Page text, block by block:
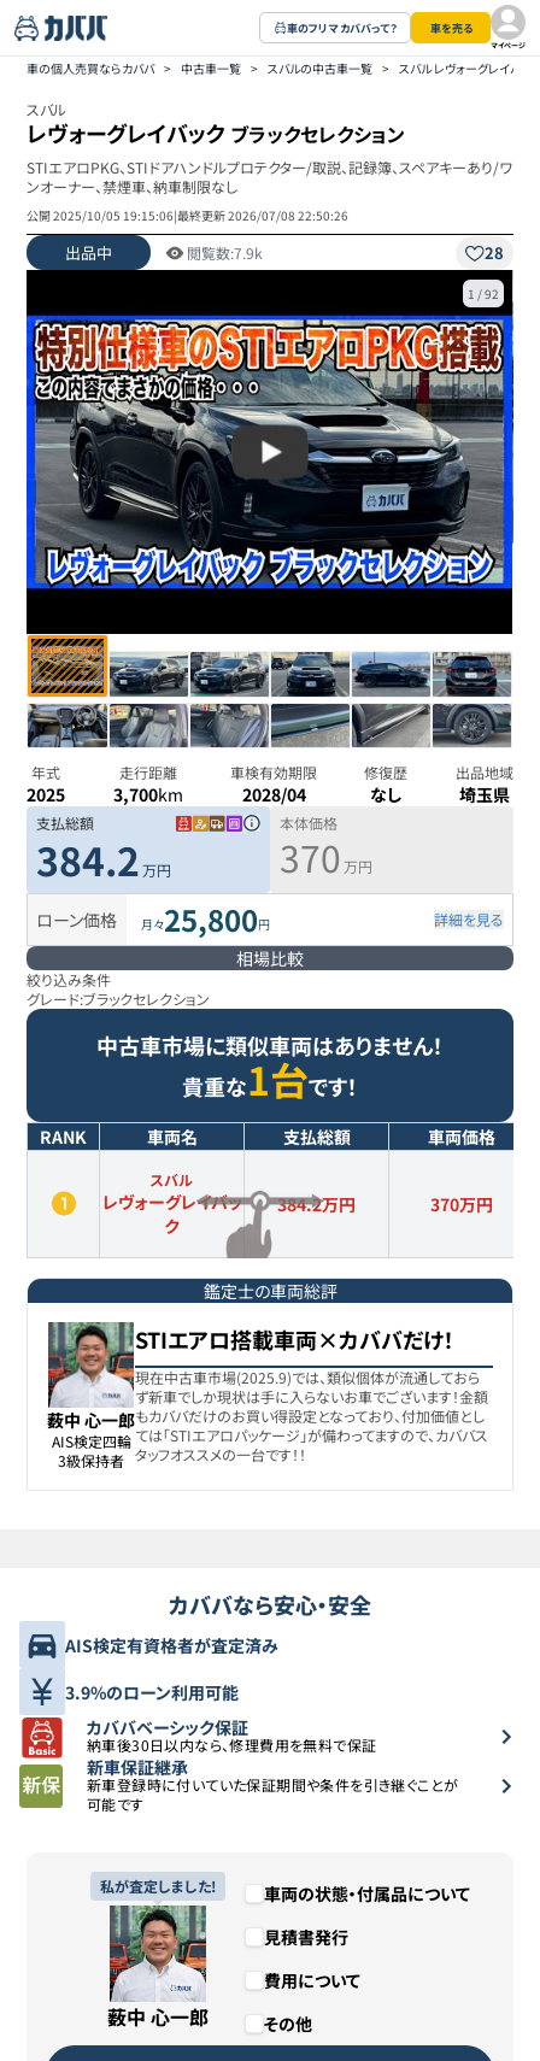
車のフリマ カババって？ 車を売る
マイページ
車の個人売買ならカババ > 中古車一覧 > スバルの中古車一覧 > スバル レヴォーグレイバ
スバル
レヴォーグレイバック ブラックセレクション
STIエアロPKG、STIドアハンドルプロテクター/取説、記録簿、スペアキーあり/ワ
ンオーナー、禁煙車、納車制限なし
公開2025/10/05 19:15:06|最終更新2026/07/08 22:50:26
出品中 閲覧数:7.9k 28
1 /92
年式
2025
走行距離
3,700km
車検有効期限
2028/04
修復歴
なし
出品地域
埼玉県
支払総額
384.2 万円
本体価格
370 万円
ローン価格 月々25,800円 詳細を見る
相場比較
絞り込み条件
グレード:ブラックセレクション
中古車市場に類似車両はありません！
貴重な1台です！
RANK 車両名 支払総額 車両価格
スバル
レヴォーグレイバッ
ク
384.2万円 370万円
鑑定士の車両総評
薮中 心一郎
AIS検定四輪
3級保持者
STIエアロ搭載車両×カババだけ！
現在中古車市場(2025.9)では、類似個体が流通しておら
ず新車でしか現状は手に入らないお車でございます！金額
もカババだけのお買い得設定となっており、付加価値とし
ては「STIエアロパッケージ」が備わってますので、カババス
タッフオススメの一台です！！
カババなら安心・安全
AIS検定有資格者が査定済み
3.9%のローン利用可能
カババベーシック保証
納車後30日以内なら、修理費用を無料で保証
新車保証継承
新車登録時に付いていた保証期間や条件を引き継ぐことが
可能です
私が査定しました!
薮中 心一郎
車両の状態・付属品について
見積書発行
費用について
その他